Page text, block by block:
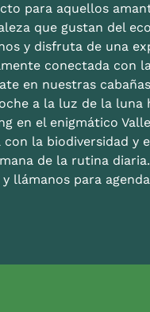
para aquellos
que gustan del
y disfruta de una
conectada con
en nuestras
a la luz de la luna
en el enigmático
con la biodiversidad y
de la rutina
llámanos para